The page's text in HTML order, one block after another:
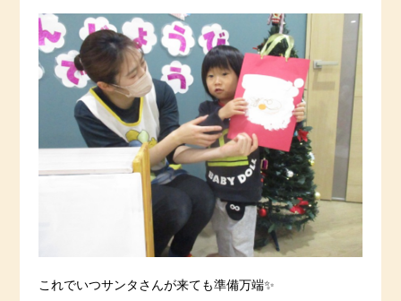
これでいつサンタさんが来ても準備万端✨